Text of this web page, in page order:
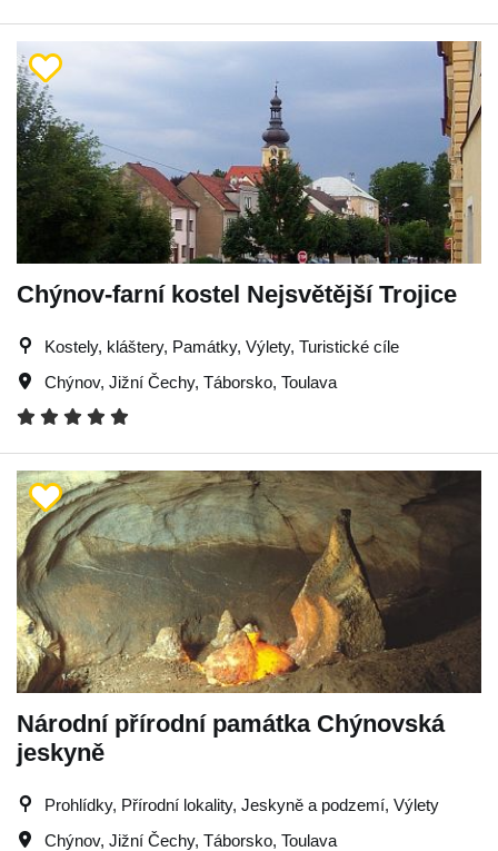
Chýnov-farní kostel Nejsvětější Trojice
Kostely, kláštery, Památky, Výlety, Turistické cíle
Chýnov, Jižní Čechy, Táborsko, Toulava
Národní přírodní památka Chýnovská
jeskyně
Prohlídky, Přírodní lokality, Jeskyně a podzemí, Výlety
Chýnov, Jižní Čechy, Táborsko, Toulava